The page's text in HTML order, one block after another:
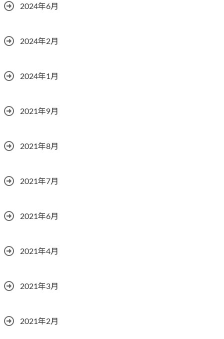
2024年6月
2024年2月
2024年1月
2021年9月
2021年8月
2021年7月
2021年6月
2021年4月
2021年3月
2021年2月